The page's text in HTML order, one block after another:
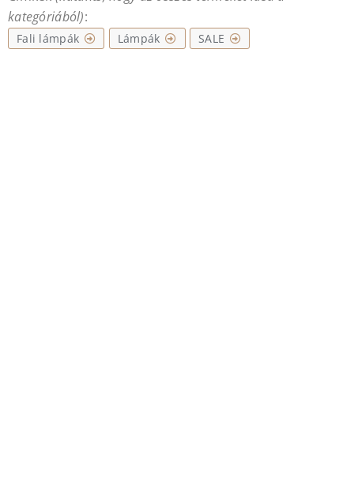
kategóriából):
Fali lámpák Lámpák SALE